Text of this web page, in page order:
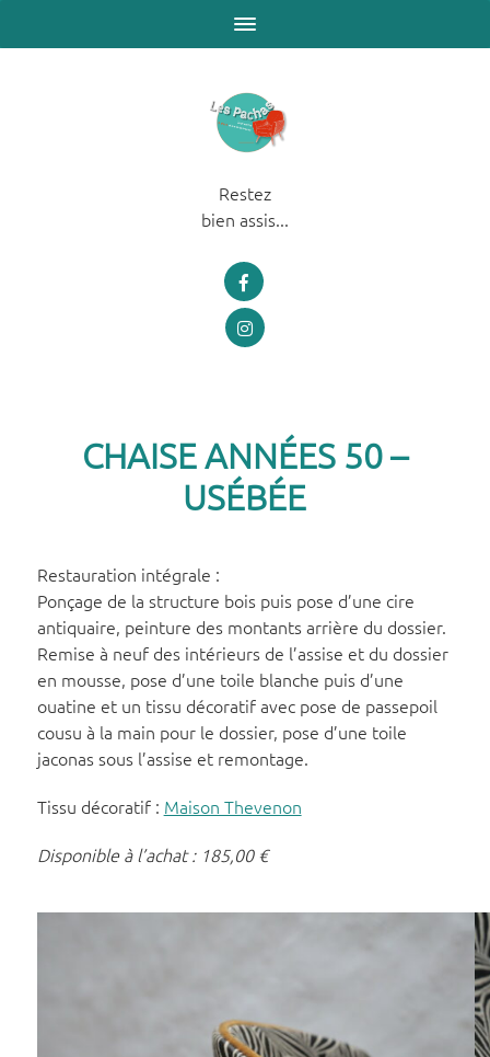
Restez
bien assis...
CHAISE ANNÉES 50 –
USÉBÉE
Restauration intégrale :
Ponçage de la structure bois puis pose d’une cire
antiquaire, peinture des montants arrière du dossier.
Remise à neuf des intérieurs de l’assise et du dossier
en mousse, pose d’une toile blanche puis d’une
ouatine et un tissu décoratif avec pose de passepoil
cousu à la main pour le dossier, pose d’une toile
jaconas sous l’assise et remontage.
Tissu décoratif : Maison Thevenon
Disponible à l’achat : 185,00 €